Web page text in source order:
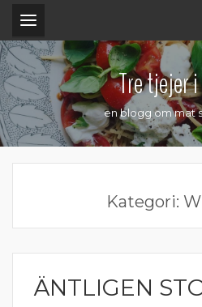
Tre tjejer
en blogg om mat
Kategori:
ENGLAND
ÄNTLIGEN